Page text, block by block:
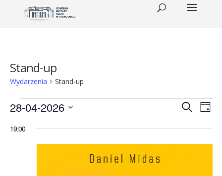
Stand-up
Wydarzenia Stand-up
Wydarzenia
for
kwietnia
po
SzukajDzień
28-04-2026
datę.
19:00